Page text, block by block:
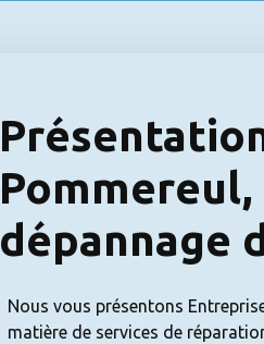
dépannage
Nous vous présentons
matière de services de